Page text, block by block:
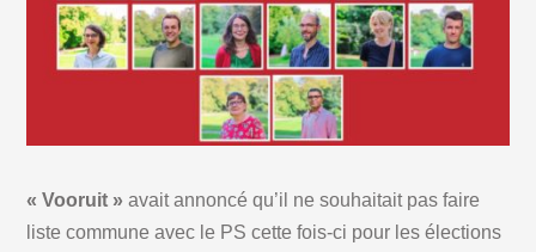
« Vooruit » avait annoncé qu’il ne souhaitait pas faire
liste commune avec le PS cette fois-ci pour les élections